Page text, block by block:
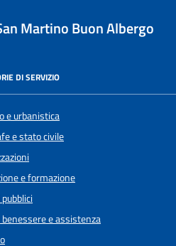
Martino Buon Albergo
DI SERVIZIO
e urbanistica
e stato civile
e formazione
e assistenza